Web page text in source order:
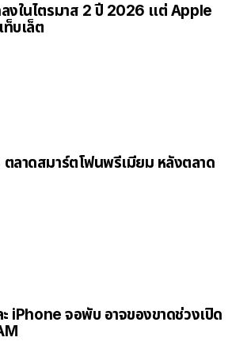
งในไตรมาส 2 ปี 2026 แต่ Apple
บเล็ต
ลาดสมาร์ตโฟนพรีเมียม หลังตลาด
iPhone จอพับ อาจของขาดช่วงเปิด